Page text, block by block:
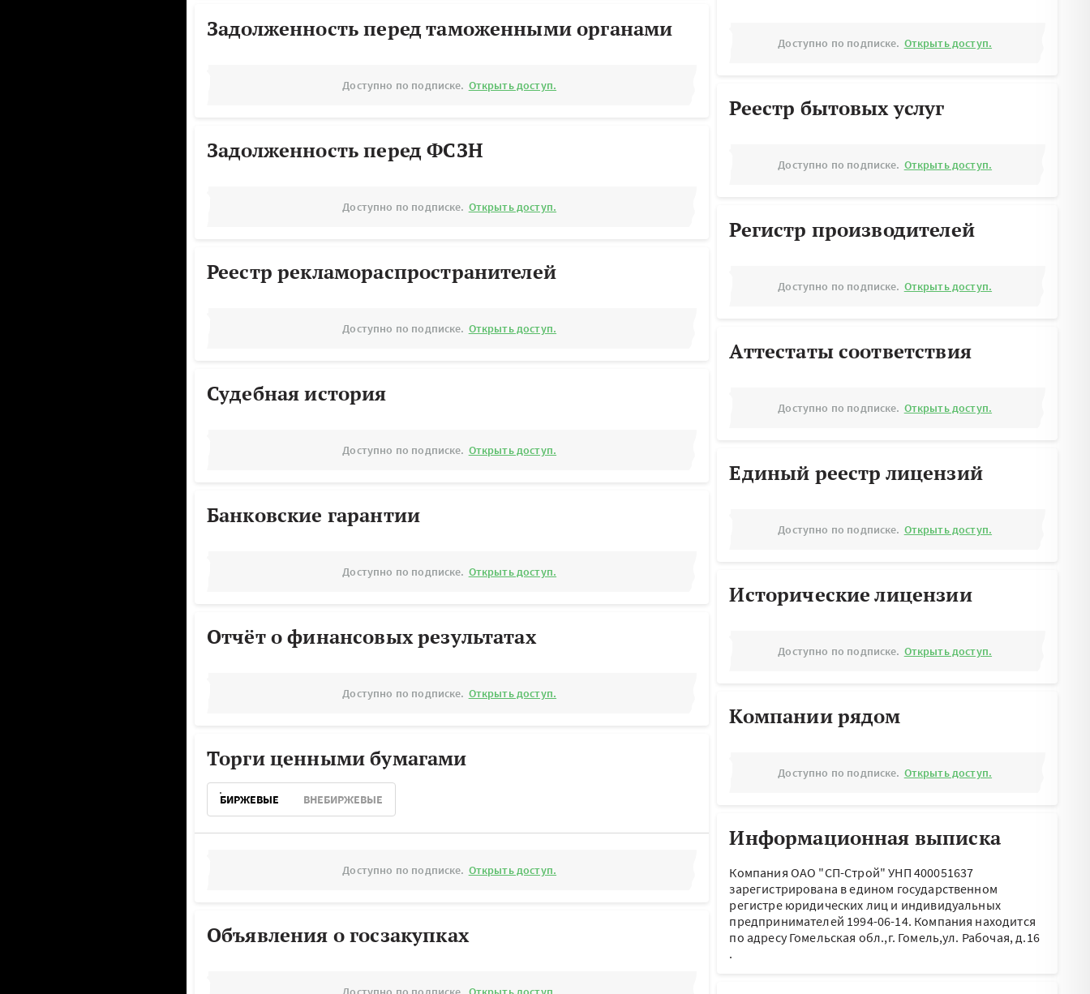
Задолженность перед таможенными органами
Доступно по подписке. Открыть доступ.
Задолженность перед ФСЗН
Доступно по подписке. Открыть доступ.
Реестр рекламораспространителей
Доступно по подписке. Открыть доступ.
Судебная история
Доступно по подписке. Открыть доступ.
Банковские гарантии
Доступно по подписке. Открыть доступ.
Отчёт о финансовых результатах
Доступно по подписке. Открыть доступ.
Торги ценными бумагами
БИРЖЕВЫЕ ВНЕБИРЖЕВЫЕ
Доступно по подписке. Открыть доступ.
Объявления о госзакупках
Доступно по подписке. Открыть доступ.
Реестр бытовых услуг
Доступно по подписке. Открыть доступ.
Регистр производителей
Доступно по подписке. Открыть доступ.
Аттестаты соответствия
Доступно по подписке. Открыть доступ.
Единый реестр лицензий
Доступно по подписке. Открыть доступ.
Исторические лицензии
Доступно по подписке. Открыть доступ.
Компании рядом
Доступно по подписке. Открыть доступ.
Информационная выписка
Компания ОАО "СП-Строй" УНП 400051637
зарегистрирована в едином государственном
регистре юридических лиц и индивидуальных
предпринимателей 1994-06-14. Компания находится
по адресуГомельская обл.,г. Гомель,ул. Рабочая, д.16
.